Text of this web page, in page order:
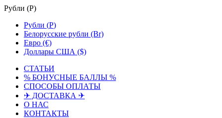
Рубли (Р)
Рубли (Р)
Белорусские рубли (Br)
Евро (€)
Доллары США ($)
СТАТЬИ
% БОНУСНЫЕ БАЛЛЫ %
СПОСОБЫ ОПЛАТЫ
✈ ДОСТАВКА ✈
О НАС
КОНТАКТЫ